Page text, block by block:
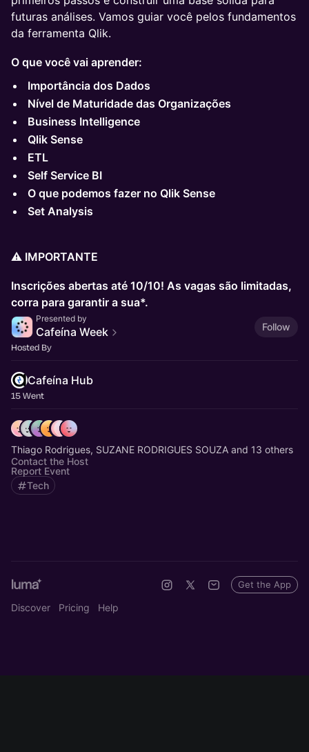
futuras análises. Vamos guiar você pelos fundamentos
da ferramenta Qlik.
O que você vai aprender:
Importância dos Dados
Nível de Maturidade das Organizações
Business Intelligence
Qlik Sense
ETL
Self Service BI
O que podemos fazer no Qlik Sense
Set Analysis
⚠️ IMPORTANTE
Inscrições abertas até 10/10! As vagas são limitadas,
corra para garantir a sua*.
Presented by
Cafeína Week Follow
Hosted By
Cafeína Hub
15 Went
Thiago Rodrigues, SUZANE RODRIGUES SOUZA and 13 others
Contact the Host
Report Event
Tech
Discover Pricing Help
Get the App